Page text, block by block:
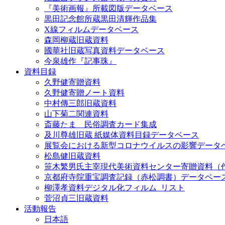
『美術画報』所載図版データベース
黒田記念館所蔵黒田清輝作品集
X線フィルムデータベース
森岡柳蔵旧蔵資料
國華社旧蔵写真資料データベース
今泉雄作『記事珠』
資料目録
久野健寄贈資料
久野健寄贈ノート資料
中村傳三郎旧蔵資料
山下菊二関連資料
斎藤たま 民俗調査カード集成
及川尊雄旧蔵 紙媒体資料目録データベース
展覧会における新型コロナウイルスの影響データ
松島健旧蔵資料
笹木繁男氏主宰現代美術資料センター寄贈資料（
京都府寺院重宝調査記録（赤松調書）データベー
柳澤孝資料デジタル化フィルム_リスト
菅沼貞三旧蔵資料
活動報告
日本語